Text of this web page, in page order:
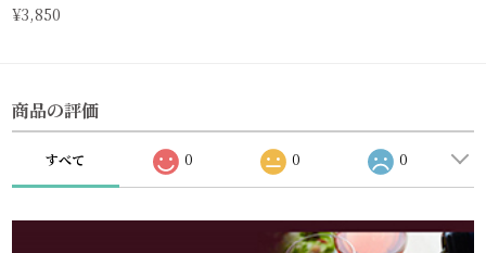
¥3,850
商品の評価
すべて 0 0 0